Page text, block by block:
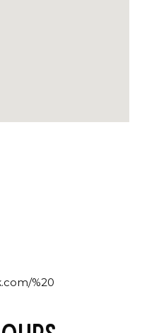
%20